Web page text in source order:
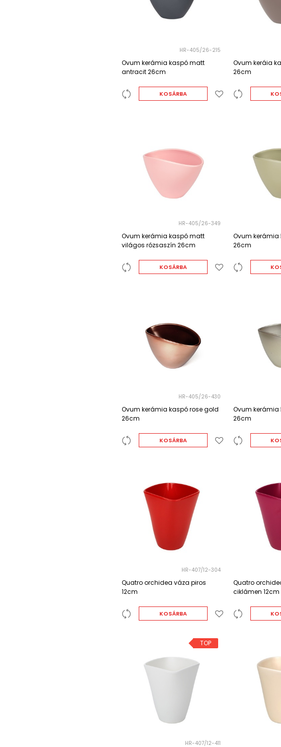
HR-405/26-215
Ovum kerámia kaspó matt
antracit 26cm
KOSÁRBA
Ovum keráia
26cm
HR-405/26-349
Ovum kerámia kaspó matt
világos rózsaszín 26cm
KOSÁRBA
Ovum kerámia
26cm
HR-405/26-430
Ovum kerámia kaspó rose gold
26cm
KOSÁRBA
Ovum kerámia
26cm
HR-407/12-304
Quatro orchidea váza piros
12cm
KOSÁRBA
Quatro
ciklámen 12cm
TOP
HR-407/12-411